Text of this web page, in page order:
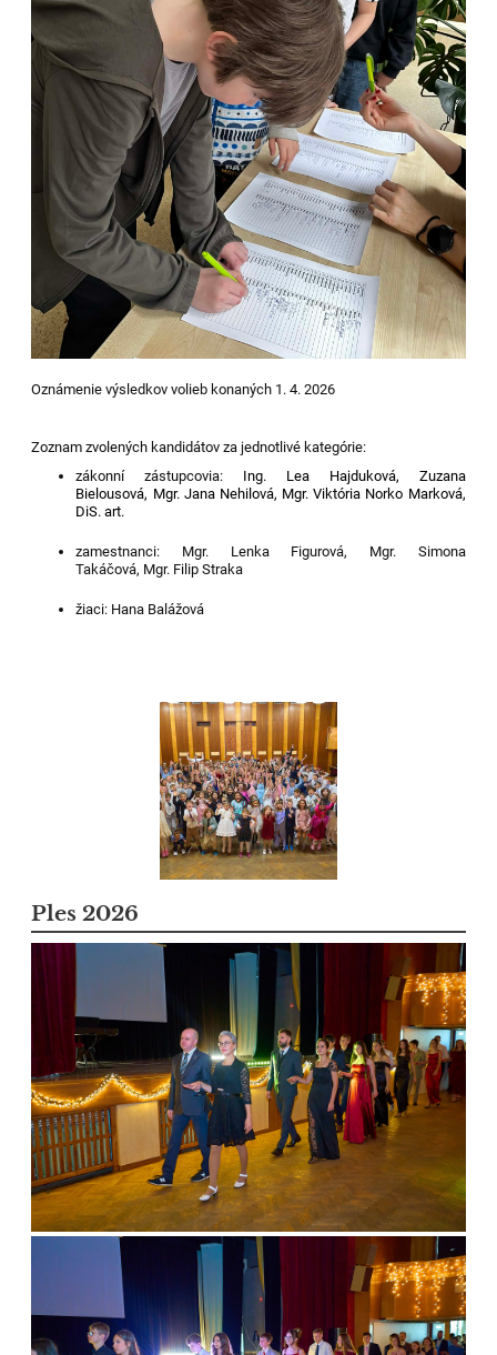
Oznámenie výsledkov volieb konaných 1. 4. 2026
Zoznam zvolených kandidátovza jednotlivé kategórie:
zákonní zástupcovia: Ing. Lea Hajduková, Zuzana
Bielousová, Mgr. Jana Nehilová, Mgr. Viktória Norko Marková,
DiS. art.
zamestnanci: Mgr. Lenka Figurová, Mgr. Simona
Takáčová, Mgr. Filip Straka
žiaci: Hana Balážová
Ples 2026